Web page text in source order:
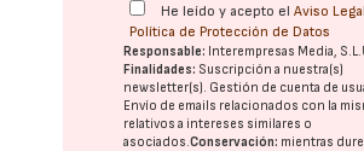
He leído y acepto elAviso Legal
Política de Protección de Datos
Responsable: Interempresas Media,
Finalidades: Suscripción a nuestra(s)
newsletter(s). Gestión de cuenta de
Envío de emails relacionados con la
relativos a intereses similares o
asociados.Conservación: mientras dure